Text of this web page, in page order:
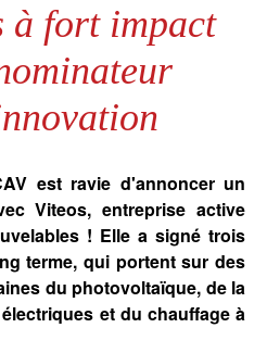
à fort impact
est ravie d'annoncer un
Viteos, entreprise active
! Elle a signé trois
terme, qui portent sur des
du photovoltaïque, de la
et du chauffage à